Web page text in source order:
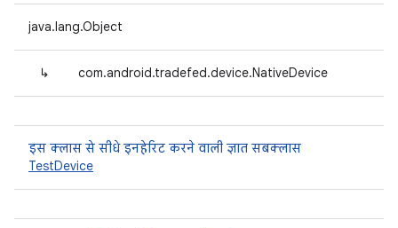
java.lang.Object
↳ com.android.tradefed.device.NativeDevice
इस क्लास से सीधे इनहेरिट करने वाली ज्ञात सबक्लास
TestDevice